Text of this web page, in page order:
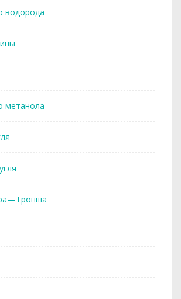
водорода
метанола